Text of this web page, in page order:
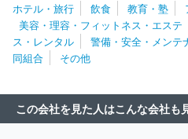
株式会社ベネフィット・ワン
株
ングス株式会社
三井不動産レジデ
式会社アルトナー
株式会社ワー
社マーキュリー
エー・ピーホールディングス
株式
一ライフグループ
株式会社チェッ
ック・ホールディングス
株式会社
ホテル・旅行 飲食 教育・塾
美容・理容・フィットネス・エステ
ス・レンタル
警備・安全・メンテ
同組合
その他
この会社を見た人はこんな会社も